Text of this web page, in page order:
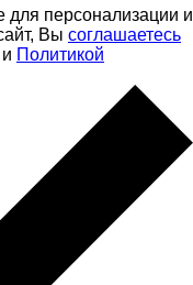
для персонализации и
Вы соглашаетесь
Политикой